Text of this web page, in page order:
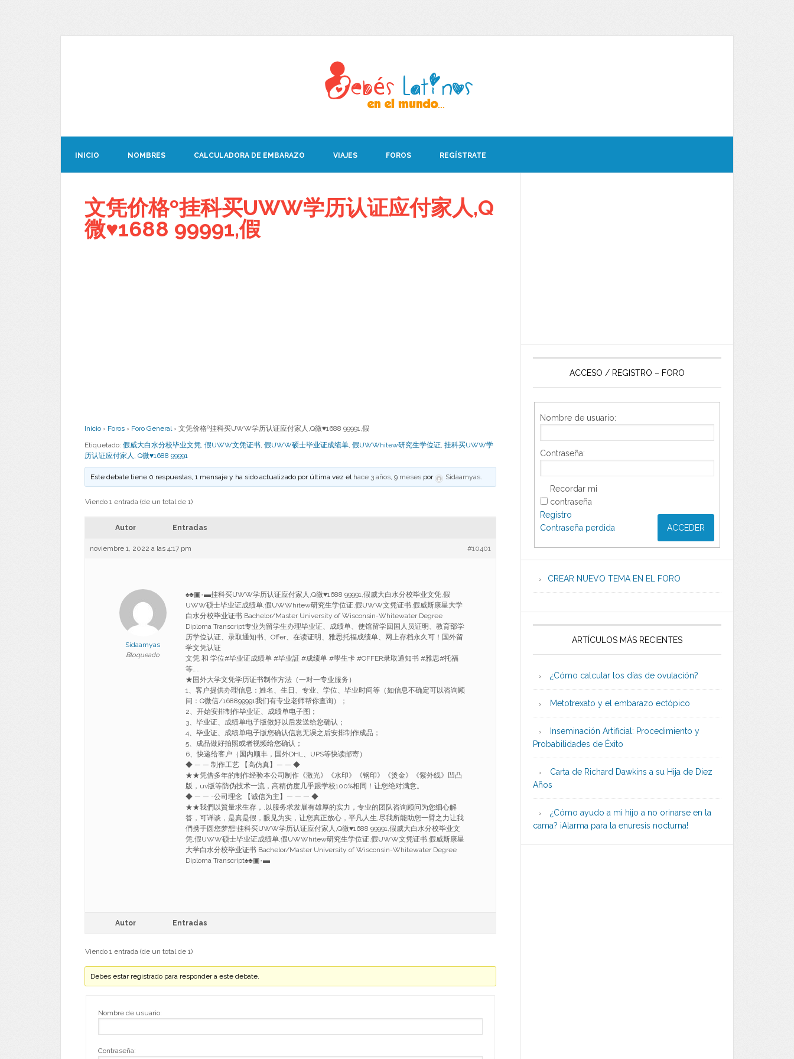
INICIO NOMBRES CALCULADORA DE EMBARAZO VIAJES FOROS REGÍSTRATE
文凭价格º挂科买UWW学历认证应付家人,Q
微♥1688 99991,假
Inicio › Foros › Foro General › 文凭价格º挂科买UWW学历认证应付家人,Q微♥1688 99991,假
Etiquetado: 假威大白水分校毕业文凭, 假UWW文凭证书, 假UWW硕士毕业证成绩单, 假UWWhitew研究生学位证, 挂科买UWW学
历认证应付家人 , Q微♥1688 99991
Este debate tiene 0 respuestas, 1 mensaje y ha sido actualizado por última vez el hace 3 años, 9 meses por Sidaamyas.
Viendo 1 entrada (de un total de 1)
Autor Entradas
noviembre 1, 2022 a las 4:17 pm #10401
Sidaamyas
Bloqueado
♠♣▣۰▬挂科买UWW学历认证应付家人,Q微♥1688 99991,假威大白水分校毕业文凭,假
UWW硕士毕业证成绩单,假UWWhitew研究生学位证,假UWW文凭证书,假威斯康星大学
白水分校毕业证书 Bachelor/Master University of Wisconsin-Whitewater Degree
Diploma Transcript专业为留学生办理毕业证、成绩单、使馆留学回国人员证明、教育部学
历学位认证、录取通知书、Offer、在读证明、雅思托福成绩单、网上存档永久可！国外留
学文凭认证
文凭 和 学位#毕业证成绩单 #毕业証 #成绩单 #學生卡 #OFFER录取通知书 #雅思#托福
等……
★国外大学文凭学历证书制作方法（一对一专业服务）
1、客户提供办理信息：姓名、生日、专业、学位、毕业时间等（如信息不确定可以咨询顾
问：Q微信/168899991我们有专业老师帮你查询）；
2、开始安排制作毕业证、成绩单电子图；
3、毕业证、成绩单电子版做好以后发送给您确认；
4、毕业证、成绩单电子版您确认信息无误之后安排制作成品；
5、成品做好拍照或者视频给您确认；
6、快递给客户（国内顺丰，国外DHL、UPS等快读邮寄）
◆ — — 制作工艺 【高仿真】— — ◆
★★凭借多年的制作经验本公司制作《激光》《水印》《钢印》《烫金》《紫外线》凹凸
版，uv版等防伪技术一流，高精仿度几乎跟学校100%相同！让您绝对满意。
◆ — — -公司理念 【诚信为主】— — — ◆
★★我們以質量求生存，.以服务求发展有雄厚的实力，专业的团队咨询顾问为您细心解
答，可详谈，是真是假，眼见为实，让您真正放心，平凡人生,尽我所能助您一臂之力让我
們携手圆您梦想!挂科买UWW学历认证应付家人,Q微♥1688 99991,假威大白水分校毕业文
凭,假UWW硕士毕业证成绩单,假UWWhitew研究生学位证,假UWW文凭证书,假威斯康星
大学白水分校毕业证书 Bachelor/Master University of Wisconsin-Whitewater Degree
Diploma Transcript♠♣▣۰▬
Autor Entradas
Viendo 1 entrada (de un total de 1)
Debes estar registrado para responder a este debate.
Nombre de usuario:
Contraseña:
ACCESO / REGISTRO – FORO
Nombre de usuario:
Contraseña:
Recordar mi
contraseña
ACCEDER
Registro
Contraseña perdida
CREAR NUEVO TEMA EN EL FORO
ARTÍCULOS MÁS RECIENTES
¿Cómo calcular los días de ovulación?
Metotrexato y el embarazo ectópico
Inseminación Artificial: Procedimiento y
Probabilidades de Éxito
Carta de Richard Dawkins a su Hija de Diez
Años
¿Cómo ayudo a mi hijo a no orinarse en la
cama? ¡Alarma para la enuresis nocturna!